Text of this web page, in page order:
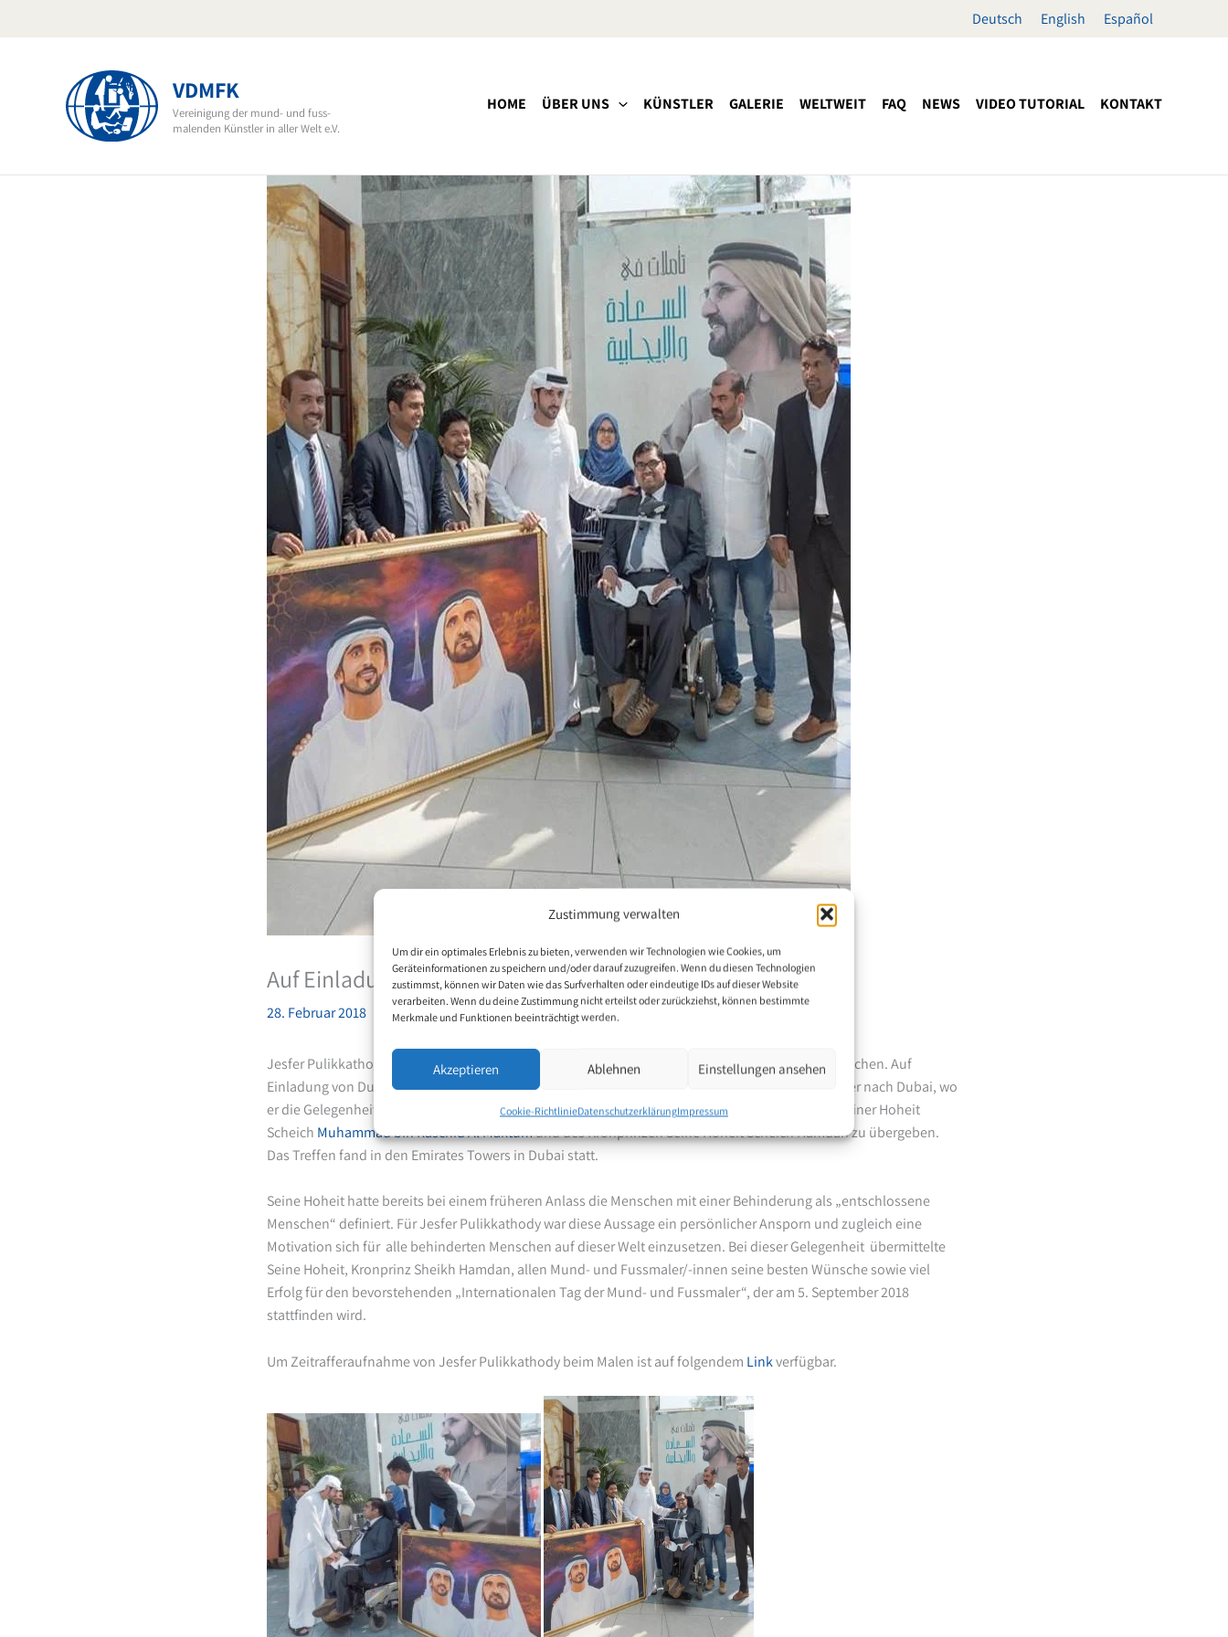
Zustimmung verwalten
Um dir ein optimales Erlebnis zu bieten, verwenden wir Technologien wie Cookies, um
Geräteinformationen zu speichern und/oder darauf zuzugreifen. Wenn du diesen Technologien
zustimmst, können wir Daten wie das Surfverhalten oder eindeutige IDs auf dieser Website
verarbeiten. Wenn du deine Zustimmung nicht erteilst oder zurückziehst, können bestimmte
Merkmale und Funktionen beeinträchtigt werden.
Akzeptieren Ablehnen Einstellungen ansehen
Cookie-RichtlinieDatenschutzerklärungImpressum
Deutsch English Español
VDMFK
Vereinigung der mund- und fuss-
malenden Künstler in aller Welt e.V.
HOME ÜBER UNS KÜNSTLER GALERIE WELTWEIT FAQ NEWS VIDEO TUTORIAL KONTAKT
Auf Einladung des Scheichs
28. Februar 2018
Jesfer Pulikkathody, Mundmaler aus Indien, konnte einen seiner langersehnten Träume verwirklichen. Auf
Einladung von Dubais Kronprinz Scheich Hamdan bin Muhammad bin Raschid Al Maktum reiste er nach Dubai, wo
er die Gelegenheit hatte, ihn zu treffen und ihm das Porträt des Staatsoberhauptes von Dubai, Seiner Hoheit
Scheich Muhammad bin Raschid Al Maktumund des Kronprinzen Seine Hoheit Scheich Hamdan zu übergeben.
Das Treffen fand in den Emirates Towers in Dubai statt.
Seine Hoheit hatte bereits bei einem früheren Anlass die Menschen mit einer Behinderung als „entschlossene
Menschen“ definiert. Für Jesfer Pulikkathody war diese Aussage ein persönlicher Ansporn und zugleich eine
Motivation sich für alle behinderten Menschen auf dieser Welt einzusetzen. Bei dieser Gelegenheit übermittelte
Seine Hoheit, Kronprinz Sheikh Hamdan, allen Mund- und Fussmaler/-innen seine besten Wünsche sowie viel
Erfolg für den bevorstehenden „Internationalen Tag der Mund- und Fussmaler“, der am 5. September 2018
stattfinden wird.
Um Zeitrafferaufnahme von Jesfer Pulikkathody beim Malen ist auf folgendem Linkverfügbar.